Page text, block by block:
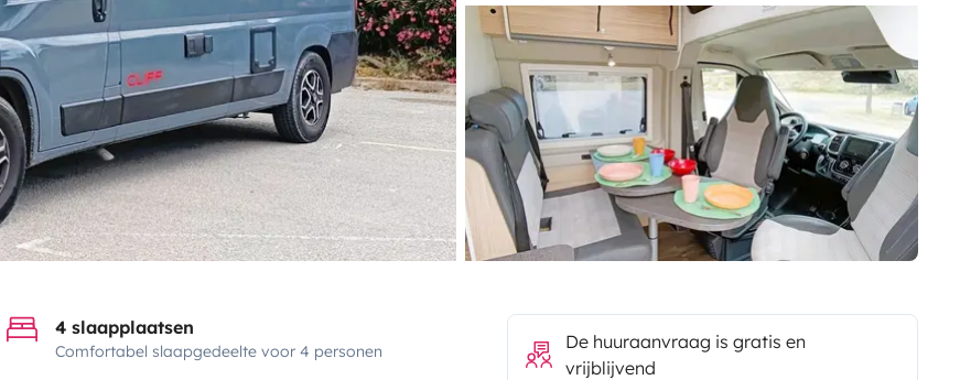
4 slaapplaatsen
Comfortabel slaapgedeelte voor 4 personen
De huuraanvraag is gratis en
vrijblijvend